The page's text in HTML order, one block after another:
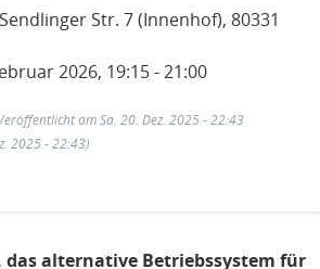
Str. 7 (Innenhof), 80331
2026, 19:15 - 21:00
am Sa. 20. Dez. 2025 - 22:43
2025 - 22:43)
das alternative Betriebssystem für